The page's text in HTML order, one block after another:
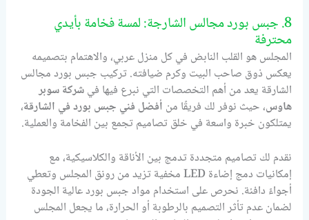
8. جبس بورد مجالس الشارجة: لمسة فخامة بأيدي
محترفة
المجلس هو القلب النابض في كل منزل عربي، والاهتمام بتصميمه
يعكس ذوق صاحب البيت وكرم ضيافته. تركيب جبس بورد مجالس
الشارقة يعد من أهم التخصصات التي نبرع فيها فيشركة سوبر
هاوس، حيث نوفر لك فريقًا من أفضل فني جبس بورد في الشارقة،
يمتلكون خبرة واسعة في خلق تصاميم تجمع بين الفخامة والعملية.
نقدم لك تصاميم متجددة تدمج بين الأناقة والكلاسيكية، مع
إمكانيات دمج إضاءة LED مخفية تزيد من رونق المجلس وتعطي
أجواءً دافئة. نحرص على استخدام مواد جبس بورد عالية الجودة
لضمان عدم تأثر التصميم بالرطوبة أو الحرارة، ما يجعل المجلس